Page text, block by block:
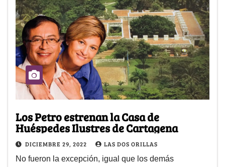
Los Petro estrenan la Casa de
Huéspedes Ilustres de Cartagena
DICIEMBRE 29, 2022 LAS DOS ORILLAS
No fueron la excepción, igual que los demás